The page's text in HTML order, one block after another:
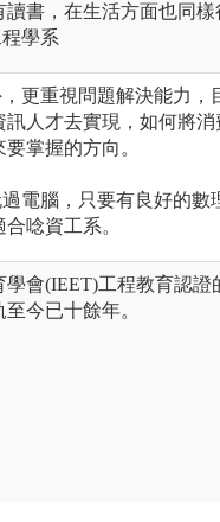
書，在生活方面也同樣
學系
更重視問題解決能力，
人才去實現，如何將
掌握的方向。
電腦，只要有良好的數
唸資工系。
會(IEET)工程教育認證
今已十餘年。